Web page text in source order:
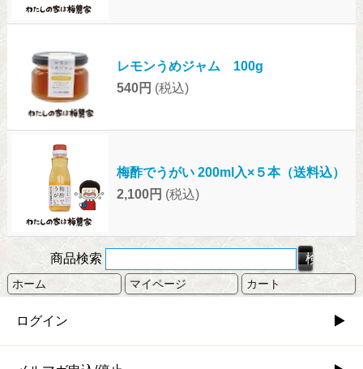
レモンうめジャム 100g
540円 (税込)
梅酢でうがい 200ml入×５本（送料込）
2,100円 (税込)
商品検索
ホーム マイページ カート
ログイン